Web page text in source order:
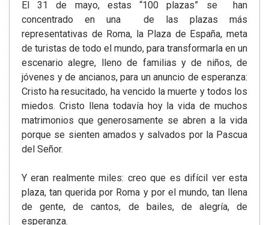
El 31 de mayo, estas “100 plazas” se han
concentrado en una de las plazas más
representativas de Roma, la Plaza de España, meta
de turistas de todo el mundo, para transformarla en un
escenario alegre, lleno de familias y de niños, de
jóvenes y de ancianos, para un anuncio de esperanza:
Cristo ha resucitado, ha vencido la muerte y todos los
miedos. Cristo llena todavía hoy la vida de muchos
matrimonios que generosamente se abren a la vida
porque se sienten amados y salvados por la Pascua
del Señor.
Y eran realmente miles: creo que es difícil ver esta
plaza, tan querida por Roma y por el mundo, tan llena
de gente, de cantos, de bailes, de alegría, de
esperanza.